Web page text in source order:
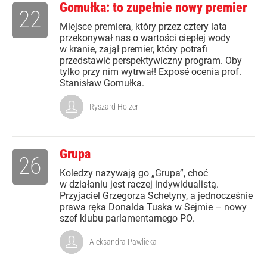
Gomułka: to zupełnie nowy premier
Miejsce premiera, który przez cztery lata
przekonywał nas o wartości ciepłej wody
w kranie, zajął premier, który potrafi
przedstawić perspektywiczny program. Oby
tylko przy nim wytrwał! Exposé ocenia prof.
Stanisław Gomułka.
22
Ryszard Holzer
Grupa
Koledzy nazywają go „Grupa”, choć
w działaniu jest raczej indywidualistą.
Przyjaciel Grzegorza Schetyny, a jednocześnie
prawa ręka Donalda Tuska w Sejmie – nowy
szef klubu parlamentarnego PO.
26
Aleksandra Pawlicka